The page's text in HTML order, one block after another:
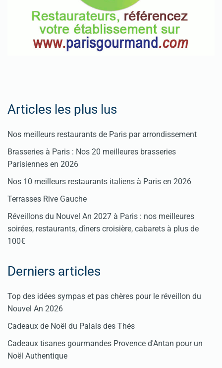
Articles les plus lus
Nos meilleurs restaurants de Paris par arrondissement
Brasseries à Paris : Nos 20 meilleures brasseries
Parisiennes en 2026
Nos 10 meilleurs restaurants italiens à Paris en 2026
Terrasses Rive Gauche
Réveillons du Nouvel An 2027 à Paris : nos meilleures
soirées, restaurants, dîners croisière, cabarets à plus de
100€
Derniers articles
Top des idées sympas et pas chères pour le réveillon du
Nouvel An 2026
Cadeaux de Noël du Palais des Thés
Cadeaux tisanes gourmandes Provence d'Antan pour un
Noël Authentique